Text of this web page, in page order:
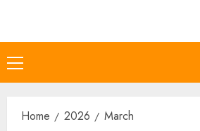
content
Primary
Menu
Home 2026 March